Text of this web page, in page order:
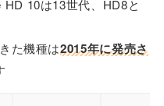
10は13世代、HD8と
た機種は2015年に発売さ